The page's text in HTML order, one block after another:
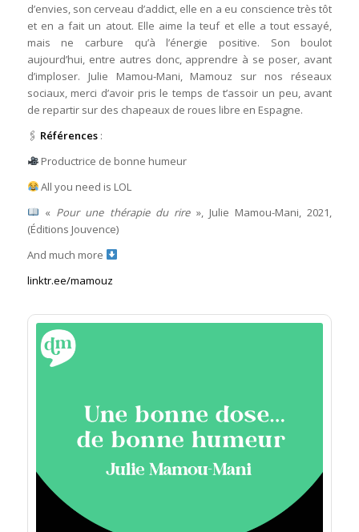
d’envies, son cerveau d’addict, elle en a eu conscience très tôt
et en a fait un atout. Elle aime la teuf et elle a tout essayé,
mais ne carbure qu’à l’énergie positive. Son boulot
aujourd’hui, entre autres donc, apprendre à se poser, avant
d’imploser. Julie Mamou-Mani, Mamouz sur nos réseaux
sociaux, merci d’avoir pris le temps de t’assoir un peu, avant
de repartir sur des chapeaux de roues libre en Espagne.
🖇 Références:
Productrice de bonne humeur
All you need is LOL
« Pour une thérapie du rire», Julie Mamou-Mani, 2021,
(Éditions Jouvence)
And much more
linktr.ee/mamouz